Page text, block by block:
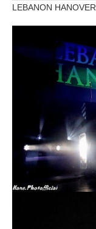
LEBANON HANOVER